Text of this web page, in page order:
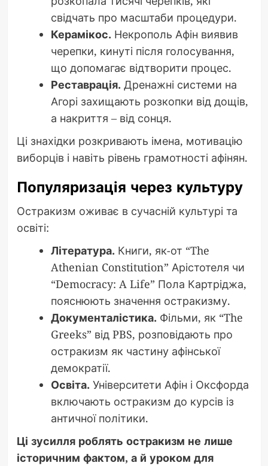
свідчать про масштаби процедури.
Керамікос. Некрополь Афін виявив
черепки, кинуті після голосування,
що допомагає відтворити процес.
Реставрація. Дренажні системи на
Агорі захищають розкопки від дощів,
а накриття – від сонця.
Ці знахідки розкривають імена, мотивацію
виборців і навіть рівень грамотності афінян.
Популяризація через культуру
Остракизм оживає в сучасній культурі та
освіті:
Література. Книги, як-от “The
Athenian Constitution” Арістотеля чи
“Democracy: A Life” Пола Картріджа,
пояснюють значення остракизму.
Документалістика. Фільми, як “The
Greeks” від PBS, розповідають про
остракизм як частину афінської
демократії.
Освіта. Університети Афін і Оксфорда
включають остракизм до курсів із
античної політики.
Ці зусилля роблять остракизм не лише
історичним фактом, а й уроком для